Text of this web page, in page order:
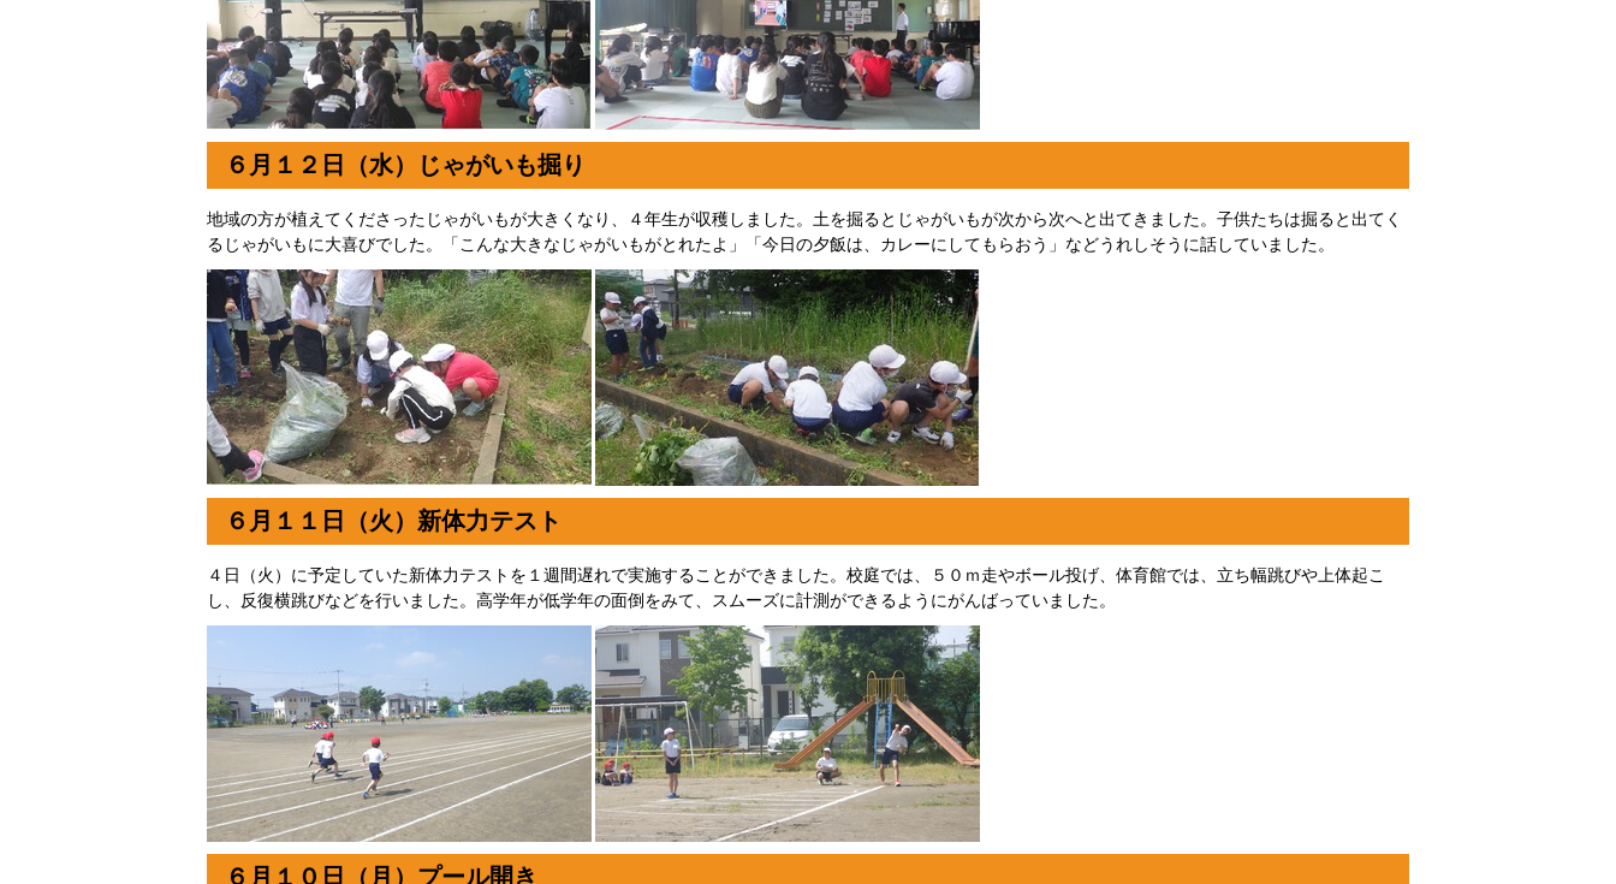
６月１２日（水）じゃがいも掘り
地域の方が植えてくださったじゃがいもが大きくなり、４年生が収穫しました。土を掘るとじゃがいもが次から次へと出てきました。子供たちは掘ると出てく
るじゃがいもに大喜びでした。「こんな大きなじゃがいもがとれたよ」「今日の夕飯は、カレーにしてもらおう」などうれしそうに話していました。
６月１１日（火）新体力テスト
４日（火）に予定していた新体力テストを１週間遅れで実施することができました。校庭では、５０ｍ走やボール投げ、体育館では、立ち幅跳びや上体起こ
し、反復横跳びなどを行いました。高学年が低学年の面倒をみて、スムーズに計測ができるようにがんばっていました。
６月１０日（月）プール開き